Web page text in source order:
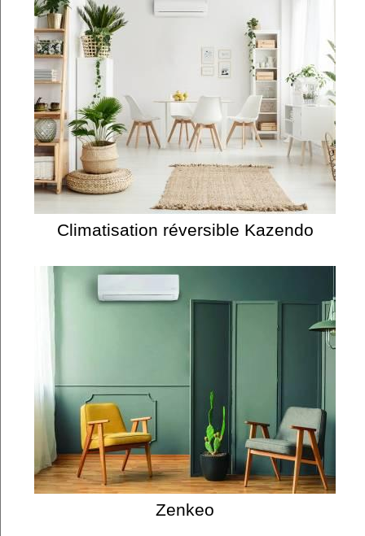
Climatisation réversible Kazendo
Zenkeo